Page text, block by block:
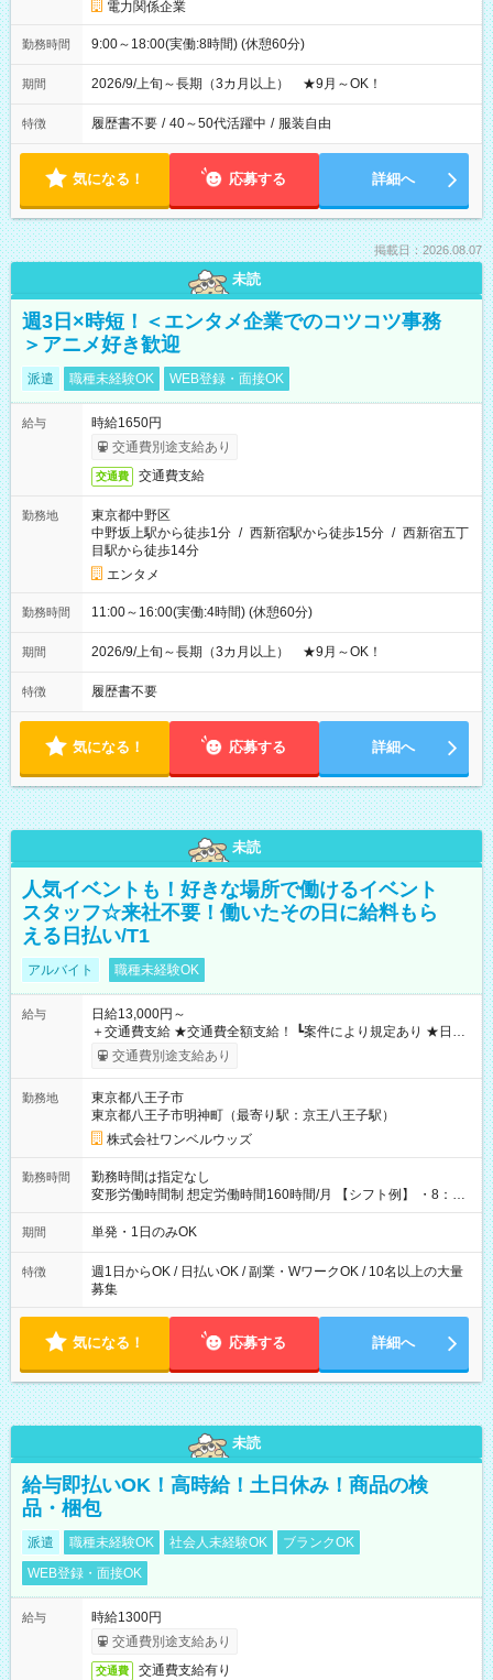
電力関係企業
勤務時間 9:00～18:00(実働:8時間) (休憩60分)
期間 2026/9/上旬～長期（3カ月以上） ★9月～OK！
特徴 履歴書不要 / 40～50代活躍中 / 服装自由
気になる！ 応募する 詳細へ
掲載日：2026.08.07
未読
週3日×時短！＜エンタメ企業でのコツコツ事務
＞アニメ好き歓迎
派遣 職種未経験OK WEB登録・面接OK
給与
時給1650円
交通費別途支給あり
交通費 交通費支給
勤務地
東京都中野区
中野坂上駅から徒歩1分 / 西新宿駅から徒歩15分 / 西新宿五丁
目駅から徒歩14分
エンタメ
勤務時間 11:00～16:00(実働:4時間) (休憩60分)
期間 2026/9/上旬～長期（3カ月以上） ★9月～OK！
特徴 履歴書不要
気になる！ 応募する 詳細へ
未読
人気イベントも！好きな場所で働けるイベント
スタッフ☆来社不要！働いたその日に給料もら
える日払い/T1
アルバイト 職種未経験OK
給与
日給13,000円～
＋交通費支給 ★交通費全額支給！ ┗案件により規定あり ★日払
いOK！（規定あり） ┗働いたその日に現金GET♪ お仕事後はコ
ンビニATMから 日払い分を引き落とせます！ 【試用期間】試
交通費別途支給あり
勤務地
東京都八王子市
東京都八王子市明神町（最寄り駅：京王八王子駅）
株式会社ワンベルウッズ
勤務時間
勤務時間は指定なし
変形労働時間制 想定労働時間160時間/月 【シフト例】 ・8：00
～21：00
期間 単発・1日のみOK
特徴
週1日からOK / 日払いOK / 副業・WワークOK / 10名以上の大量
募集
気になる！ 応募する 詳細へ
未読
給与即払いOK！高時給！土日休み！商品の検
品・梱包
派遣 職種未経験OK 社会人未経験OK
ブランクOK
WEB登録・面接OK
給与
時給1300円
交通費別途支給あり
交通費 交通費支給有り